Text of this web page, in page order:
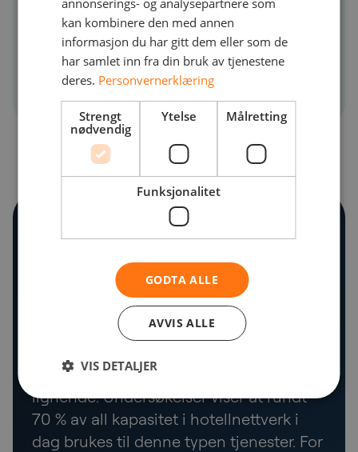
hotellet ditt enkelt kan sette opp
tilpassede konferansenettverk med mer.
Kapasitetsintensive tjenester
For vanlige hotellgjester er det nå blitt
vanlig å bruke WIFI til
kapasitetskrevende tjenester som
innebærer strømming og casting av lyd
YouTube, Spotify, Snapchat, Teams og
lignende. Undersøkelser viser at rundt
70 % av all kapasitet i hotellnettverk i
dag brukes til denne typen tjenester. For
annonserings- og analysepartnere som
kan kombinere den med annen
informasjon du har gitt dem eller som de
har samlet inn fra din bruk av tjenestene
deres. Personvernerklæring
Strengt
nødvendig
Ytelse Målretting
Funksjonalitet
GODTA ALLE
AVVIS ALLE
VIS DETALJER